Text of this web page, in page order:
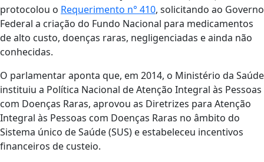
protocolou o Requerimento n° 410, solicitando ao Governo
Federal a criação do Fundo Nacional para medicamentos
de alto custo, doenças raras, negligenciadas e ainda não
conhecidas.
O parlamentar aponta que, em 2014, o Ministério da Saúde
instituiu a Política Nacional de Atenção Integral às Pessoas
com Doenças Raras, aprovou as Diretrizes para Atenção
Integral às Pessoas com Doenças Raras no âmbito do
Sistema único de Saúde (SUS) e estabeleceu incentivos
financeiros de custeio.